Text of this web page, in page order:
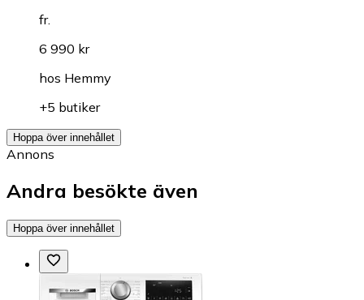
fr.
6 990 kr
hos Hemmy
+5 butiker
Hoppa över innehållet
Annons
Andra besökte även
Hoppa över innehållet